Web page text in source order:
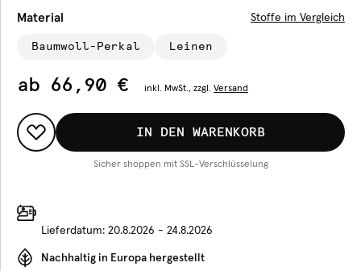
Material Stoffe im Vergleich
Baumwoll-Perkal Leinen
ab 66,90 € inkl. MwSt., zzgl. Versand
IN DEN WARENKORB
Sicher shoppen mit SSL-Verschlüsselung
Lieferdatum: 20.8.2026 - 24.8.2026
Nachhaltig in Europa hergestellt